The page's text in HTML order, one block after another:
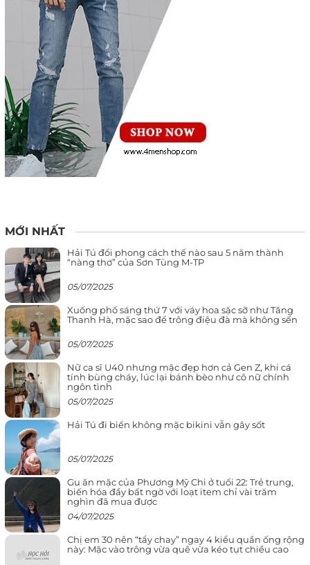
MỚI NHẤT
Hải Tú đổi phong cách thế nào sau 5 năm thành
“nàng thơ” của Sơn Tùng M-TP
05/07/2025
Xuống phố sáng thứ 7 với váy hoa sặc sỡ như Tăng
Thanh Hà, mặc sao để trông điệu đà mà không sến
05/07/2025
Nữ ca sĩ U40 nhưng mặc đẹp hơn cả Gen Z, khi cá
tính bùng cháy, lúc lại bánh bèo như cô nữ chính
ngôn tình
05/07/2025
Hải Tú đi biển không mặc bikini vẫn gây sốt
05/07/2025
Gu ăn mặc của Phương Mỹ Chi ở tuổi 22: Trẻ trung,
biến hóa đầy bất ngờ với loạt item chỉ vài trăm
nghìn đã mua được
04/07/2025
Chị em 30 nên “tẩy chay” ngay 4 kiểu quần ống rộng
này: Mặc vào trông vừa quê vừa kéo tụt chiều cao